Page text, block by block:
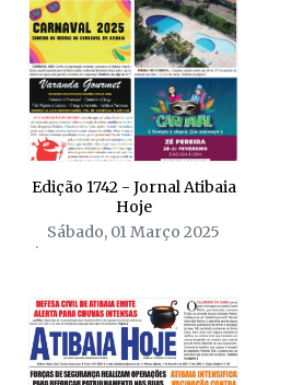
Edição 1742 - Jornal Atibaia
Hoje
Sábado, 01 Março 2025